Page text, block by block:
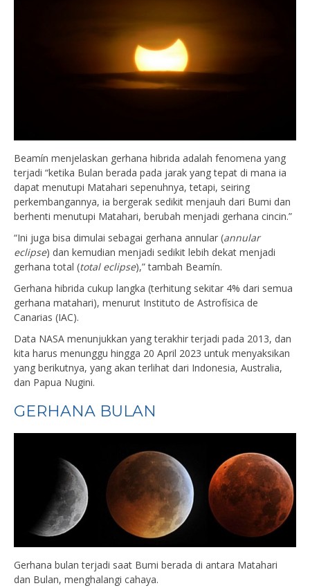
Beamín menjelaskan gerhana hibrida adalah fenomena yang
terjadi “ketika Bulan berada pada jarak yang tepat di mana ia
dapat menutupi Matahari sepenuhnya, tetapi, seiring
perkembangannya, ia bergerak sedikit menjauh dari Bumi dan
berhenti menutupi Matahari, berubah menjadi gerhana cincin.”
“Ini juga bisa dimulai sebagai gerhana annular (annular
eclipse) dan kemudian menjadi sedikit lebih dekat menjadi
gerhana total (total eclipse),” tambah Beamín.
Gerhana hibrida cukup langka (terhitung sekitar 4% dari semua
gerhana matahari), menurut Instituto de Astrofísica de
Canarias (IAC).
Data NASA menunjukkan yang terakhir terjadi pada 2013, dan
kita harus menunggu hingga 20 April 2023 untuk menyaksikan
yang berikutnya, yang akan terlihat dari Indonesia, Australia,
dan Papua Nugini.
GERHANA BULAN
Gerhana bulan terjadi saat Bumi berada di antara Matahari
dan Bulan, menghalangi cahaya.